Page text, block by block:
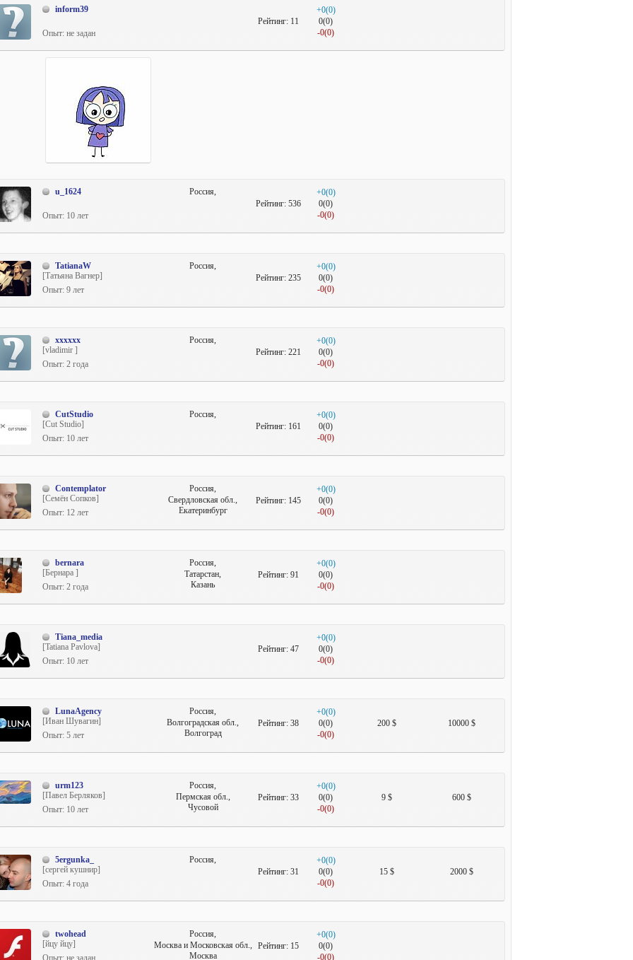
inform39
Опыт: не задан
+0(0)
0(0)
-0(0)
Рейтинг:11
u_1624
Опыт: 10 лет
+0(0)
0(0)
-0(0)
Рейтинг:536
Россия,
TatianaW
[Татьяна Вагнер]
Опыт: 9 лет
+0(0)
0(0)
-0(0)
Рейтинг:235
Россия,
xxxxxx
[vladimir ]
Опыт: 2 года
+0(0)
0(0)
-0(0)
Рейтинг:221
Россия,
CutStudio
[Cut Studio]
Опыт: 10 лет
+0(0)
0(0)
-0(0)
Рейтинг:161
Россия,
Contemplator
[Семён Сопков]
Опыт: 12 лет
+0(0)
0(0)
-0(0)
Рейтинг:145
Россия,
Свердловская обл.,
Екатеринбург
bernara
[Бернара ]
Опыт: 2 года
+0(0)
0(0)
-0(0)
Рейтинг:91
Россия,
Татарстан,
Казань
Tiana_media
[Tatiana Pavlova]
Опыт: 10 лет
+0(0)
0(0)
-0(0)
Рейтинг:47
LunaAgency
[Иван Шувагин]
Опыт: 5 лет
10000 $
200 $
+0(0)
0(0)
-0(0)
Рейтинг:38
Россия,
Волгоградская обл.,
Волгоград
urm123
[Павел Берляков]
Опыт: 10 лет
600 $
9 $
+0(0)
0(0)
-0(0)
Рейтинг:33
Россия,
Пермская обл.,
Чусовой
5ergunka_
[сергей кушнир]
Опыт: 4 года
2000 $
15 $
+0(0)
0(0)
-0(0)
Рейтинг:31
Россия,
twohead
[йцу йцу]
Опыт: не задан
+0(0)
0(0)
-0(0)
Рейтинг:15
Россия,
Москва и Московская обл.,
Москва